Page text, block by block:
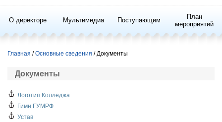
О директоре Мультимедиа Поступающим
План
мероприятий
Главная Основные сведения / Документы
Документы
Логотип Колледжа
Гимн ГУМРФ
Устав